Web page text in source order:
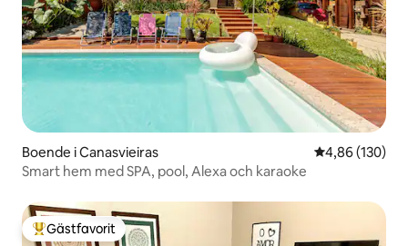
Boende i Canasvieiras 4,86 av 5 i
4,86 (130)
Smart hem med SPA, pool, Alexa och karaoke
Populär gästfavorit
Gästfavorit